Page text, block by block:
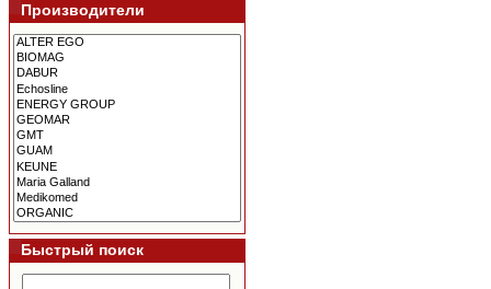
Производители
Быстрый поиск